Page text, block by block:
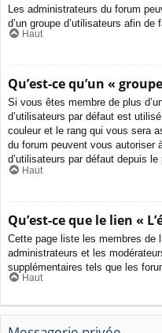
Les administrateurs du forum
d’un groupe d’utilisateurs afin de
Haut
Qu’est-ce qu’un «
Si vous êtes membre de plus
d’utilisateurs par défaut est
couleur et le rang qui vous sera
du forum peuvent vous autoriser
d’utilisateurs par défaut depuis
Haut
Qu’est-ce que le lien «
Cette page liste les membres de
administrateurs et les
supplémentaires tels que les
Haut